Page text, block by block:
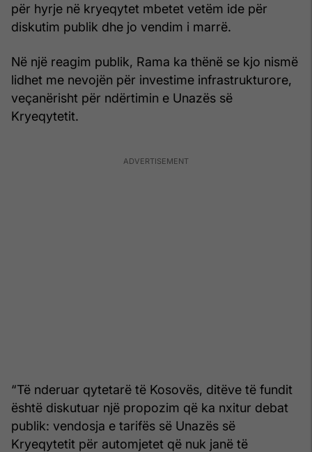
për hyrje në kryeqytet mbetet vetëm ide për
diskutim publik dhe jo vendim i marrë.
Në një reagim publik, Rama ka thënë se kjo nismë
lidhet me nevojën për investime infrastrukturore,
veçanërisht për ndërtimin e Unazës së
Kryeqytetit.
“Të nderuar qytetarë të Kosovës, ditëve të fundit
është diskutuar një propozim që ka nxitur debat
publik: vendosja e tarifës së Unazës së
Kryeqytetit për automjetet që nuk janë të